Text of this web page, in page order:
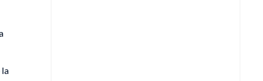
la